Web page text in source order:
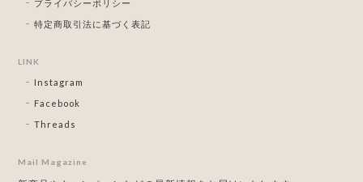
プライバシーポリシー
特定商取引法に基づく表記
LINK
Instagram
Facebook
Threads
Mail Magazine